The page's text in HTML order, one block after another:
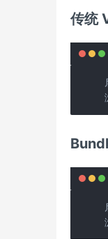
传统